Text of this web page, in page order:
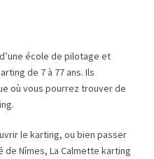
école de pilotage et
de 7 à 77 ans. Ils
où vous pourrez trouver de
le karting, ou bien passer
Nîmes, La Calmette karting